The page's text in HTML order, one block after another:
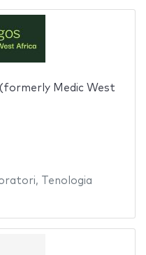
Medic West
,
Tenologia